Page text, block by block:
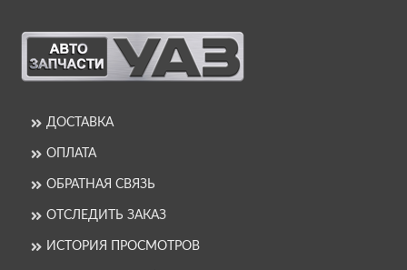
ДОСТАВКА
ОПЛАТА
ОБРАТНАЯ СВЯЗЬ
ОТСЛЕДИТЬ ЗАКАЗ
ИСТОРИЯ ПРОСМОТРОВ